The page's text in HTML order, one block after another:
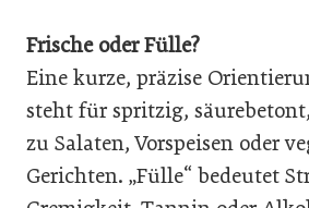
Frische oder Fülle?
Eine kurze, präzise
steht für spritzig,
zu Salaten, Vorspeisen oder
Gerichten. „Fülle“ bedeutet